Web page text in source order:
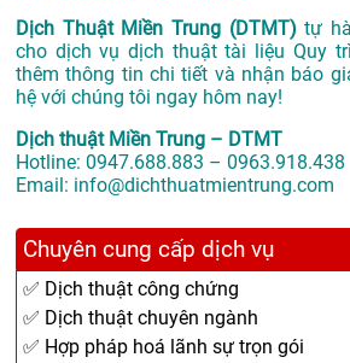
Dịch Thuật Miền Trung (DTMT) tự
cho dịch vụ dịch thuật tài liệu Quy
thêm thông tin chi tiết và nhận báo
hệ với chúng tôi ngay hôm nay!
Dịch thuật Miền Trung – DTMT
Hotline: 0947.688.883 – 0963.918.438
Email: info@dichthuatmientrung.com
Chuyên cung cấp dịch vụ
✅ Dịch thuật công chứng
✅ Dịch thuật chuyên ngành
✅ Hợp pháp hoá lãnh sự trọn gói